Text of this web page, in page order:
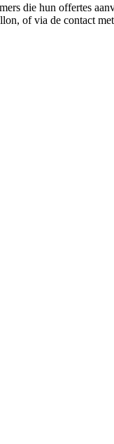
die hun offertes
of via de contact